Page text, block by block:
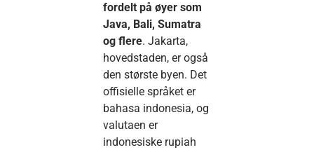
fordelt på øyer som
Java, Bali, Sumatra
og flere. Jakarta,
hovedstaden, er også
den største byen. Det
offisielle språket er
bahasa indonesia, og
valutaen er
indonesiske rupiah